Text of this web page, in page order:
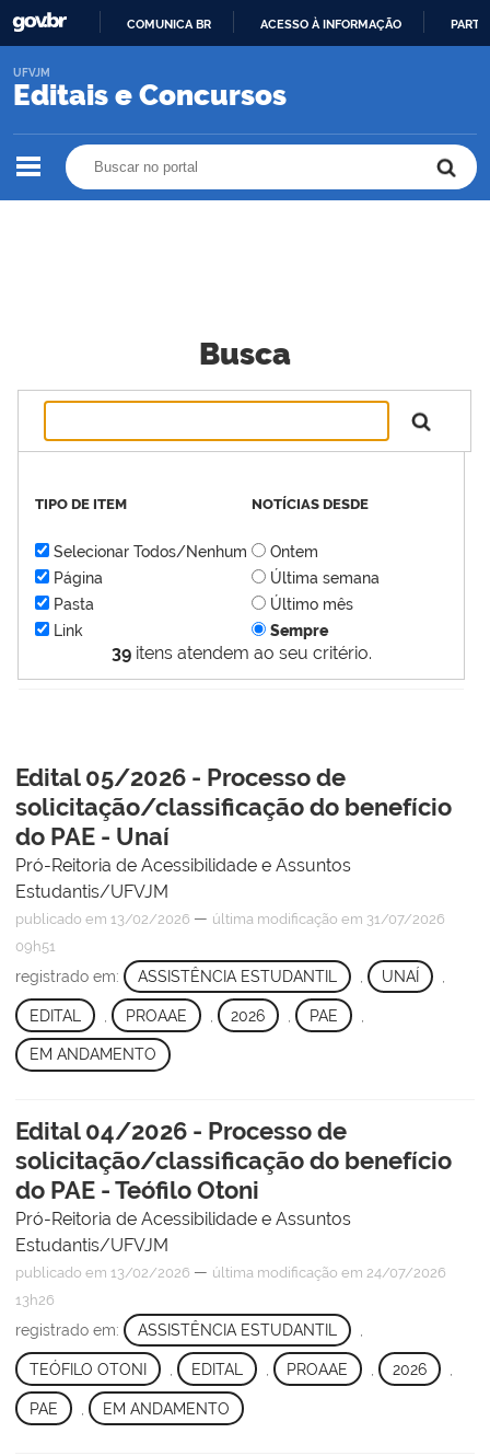
O
COMUNICA BR ACESSO À INFORMAÇÃO
Editais e Concursos
UFVJM
Busca
39itens atendem ao seu critério.
TIPO DE ITEM
Selecionar Todos/Nenhum
Página
Pasta
Link
NOTÍCIAS DESDE
Ontem
Última semana
Último mês
Sempre
Edital 05/2026 - Processo de
solicitação/classificação do benefício
do PAE - Unaí
Pró-Reitoria de Acessibilidade e Assuntos
Estudantis/UFVJM
publicado em 13/02/2026 — última modificação em 31/07/2026
09h51
registrado em: ASSISTÊNCIA ESTUDANTIL UNAÍ
EDITAL PROAAE 2026 , PAE
EM ANDAMENTO
Edital 04/2026 - Processo de
solicitação/classificação do benefício
do PAE - Teófilo Otoni
Pró-Reitoria de Acessibilidade e Assuntos
Estudantis/UFVJM
publicado em 13/02/2026 — última modificação em 24/07/2026
13h26
registrado em: ASSISTÊNCIA ESTUDANTIL
TEÓFILO OTONI EDITAL PROAAE , 2026
PAE EM ANDAMENTO